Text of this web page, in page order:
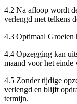
4.2 Na afloop wordt
verlengd met telkens
4.3 Optimaal Groeien
4.4 Opzegging kan
maand voor het einde
4.5 Zonder tijdige
verlengd en blijft
termijn.